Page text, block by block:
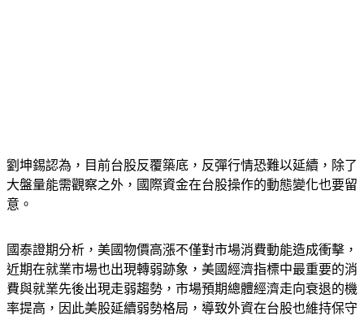
劉坤錫認為，目前台股反覆築底，反彈行情恐難以延續，除了
大盤量能需觀察之外，國際資金在台股操作的動態變化也要留
意。
國泰證期分析，美國物價高漲不僅對市場消費動能造成衝擊，
近期在就業市場也出現轉弱跡象，美國經濟指標中最重要的消
費與就業先後出現走弱趨勢，市場預期總體經濟走向衰退的機
率提高，因此美股延續弱勢格局，導致外資在台股也維持保守